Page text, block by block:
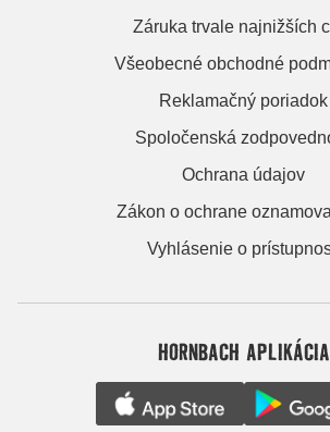
Záruka trvale najnižších
Všeobecné obchodné
Reklamačný poriadok
Spoločenská
Ochrana údajov
Zákon o ochrane
Vyhlásenie o
HORNBACH APLIKÁCIA